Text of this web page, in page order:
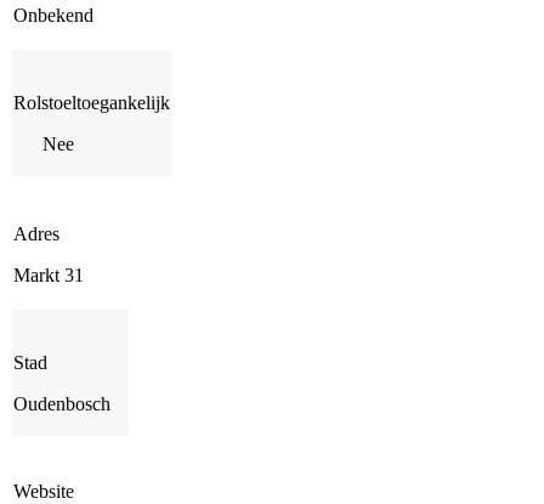
Onbekend
Rolstoeltoegankelijk
Nee
Adres
Markt 31
Stad
Oudenbosch
Website